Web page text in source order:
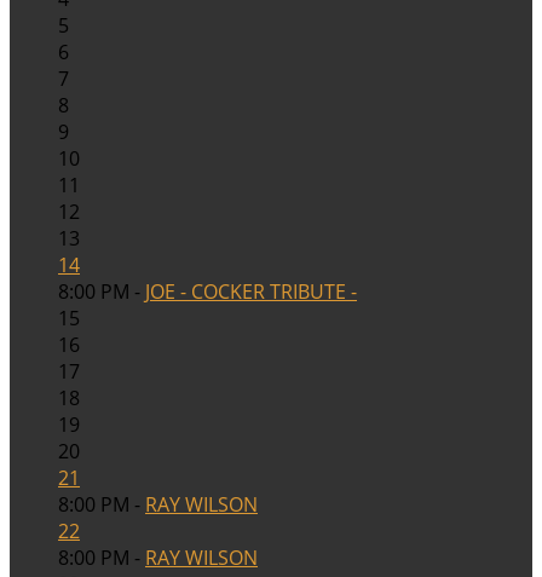
5
6
7
8
9
10
11
12
13
14
8:00 PM - JOE - COCKER TRIBUTE -
15
16
17
18
19
20
21
8:00 PM - RAY WILSON
22
8:00 PM - RAY WILSON